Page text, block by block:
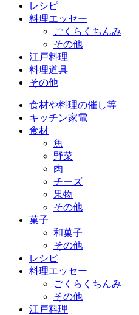
レシピ
料理エッセー
ごくらくちんみ
その他
江戸料理
料理道具
その他
食材や料理の催し等
キッチン家電
食材
魚
野菜
肉
チーズ
果物
その他
菓子
和菓子
その他
レシピ
料理エッセー
ごくらくちんみ
その他
江戸料理